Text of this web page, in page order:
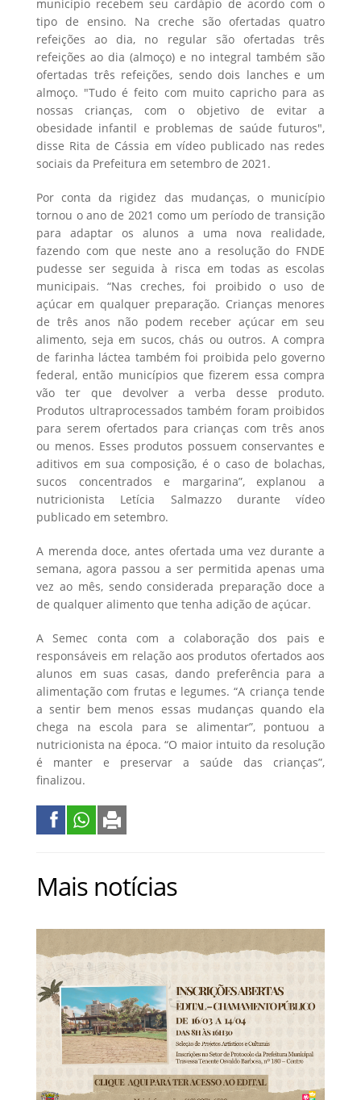
município recebem seu cardápio de acordo com o
tipo de ensino. Na creche são ofertadas quatro
refeições ao dia, no regular são ofertadas três
refeições ao dia (almoço) e no integral também são
ofertadas três refeições, sendo dois lanches e um
almoço. "Tudo é feito com muito capricho para as
nossas crianças, com o objetivo de evitar a
obesidade infantil e problemas de saúde futuros",
disse Rita de Cássia em vídeo publicado nas redes
sociais da Prefeitura em setembro de 2021.
Por conta da rigidez das mudanças, o município
tornou o ano de 2021 como um período de transição
para adaptar os alunos a uma nova realidade,
fazendo com que neste ano a resolução do FNDE
pudesse ser seguida à risca em todas as escolas
municipais. “Nas creches, foi proibido o uso de
açúcar em qualquer preparação. Crianças menores
de três anos não podem receber açúcar em seu
alimento, seja em sucos, chás ou outros. A compra
de farinha láctea também foi proibida pelo governo
federal, então municípios que fizerem essa compra
vão ter que devolver a verba desse produto.
Produtos ultraprocessados também foram proibidos
para serem ofertados para crianças com três anos
ou menos. Esses produtos possuem conservantes e
aditivos em sua composição, é o caso de bolachas,
sucos concentrados e margarina”, explanou a
nutricionista Letícia Salmazzo durante vídeo
publicado em setembro.
A merenda doce, antes ofertada uma vez durante a
semana, agora passou a ser permitida apenas uma
vez ao mês, sendo considerada preparação doce a
de qualquer alimento que tenha adição de açúcar.
A Semec conta com a colaboração dos pais e
responsáveis em relação aos produtos ofertados aos
alunos em suas casas, dando preferência para a
alimentação com frutas e legumes. “A criança tende
a sentir bem menos essas mudanças quando ela
chega na escola para se alimentar”, pontuou a
nutricionista na época. “O maior intuito da resolução
é manter e preservar a saúde das crianças”,
finalizou.
Mais notícias